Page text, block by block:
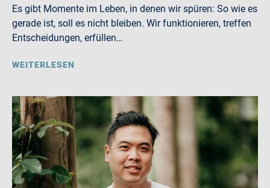
Es gibt Momente im Leben, in denen wir spüren: So wie es
gerade ist, soll es nicht bleiben. Wir funktionieren, treffen
Entscheidungen, erfüllen…
WEITERLESEN